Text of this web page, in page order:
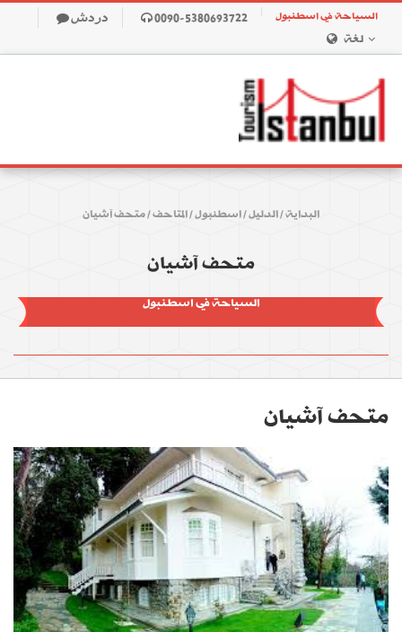
السياحة في اسطنبول 0090-5380693722 دردش
لغة
البداية/الدليل/اسطنبول/المتاحف/متحف آشيان
متحف آشيان
السياحة في اسطنبول
متحف آشيان